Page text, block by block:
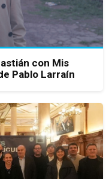
con Mis
Pablo Larraín